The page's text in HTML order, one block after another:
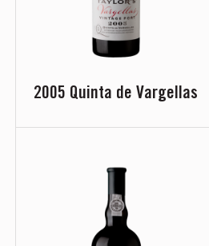
2005 Quinta de Vargellas